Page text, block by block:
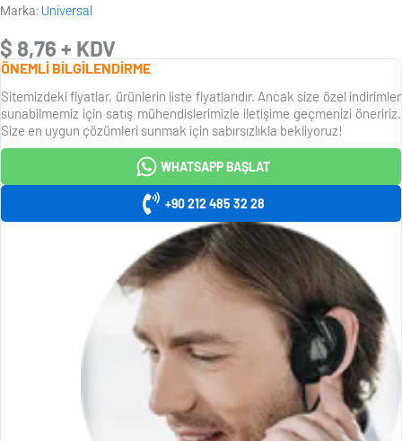
Marka: Universal
$ 8,76 + KDV
ÖNEMLİ BİLGİLENDİRME
Sitemizdeki fiyatlar, ürünlerin liste fiyatlarıdır. Ancak size özel indirimler
sunabilmemiz için satış mühendislerimizle iletişime geçmenizi öneririz.
Size en uygun çözümleri sunmak için sabırsızlıkla bekliyoruz!
WHATSAPP BAŞLAT
+90 212 485 32 28